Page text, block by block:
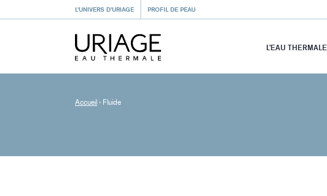
L’UNIVERS D’URIAGE PROFIL DE PEAU
L’EAU THERMALE
Accueil › Fluide